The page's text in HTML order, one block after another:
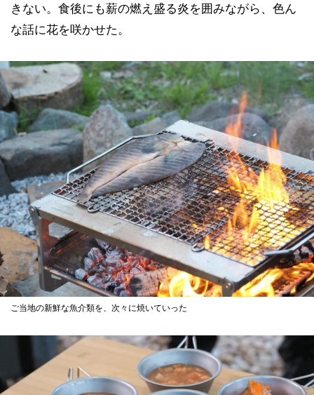
きない。食後にも薪の燃え盛る炎を囲みながら、色ん
な話に花を咲かせた。
ご当地の新鮮な魚介類を、次々に焼いていった